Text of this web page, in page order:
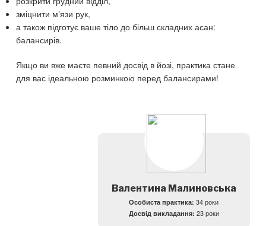
зміцнити м’язи рук,
а також підготує ваше тіло до більш складних асан:
балансирів.
Якщо ви вже маєте певний досвід в йозі, практика стане
для вас ідеальною розминкою перед балансирами!
Валентина Малиновська
Особиста практика: 34 роки
Досвід викладання: 23 роки